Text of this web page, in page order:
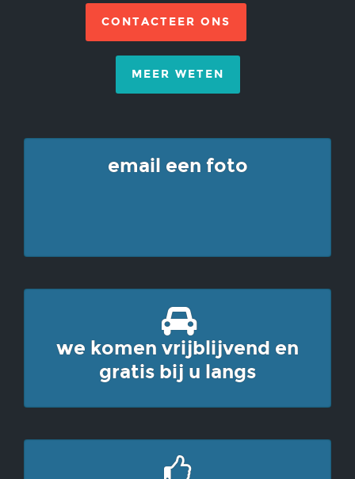
CONTACTEER ONS
MEER WETEN
email een foto
we komen vrijblijvend en
gratis bij u langs